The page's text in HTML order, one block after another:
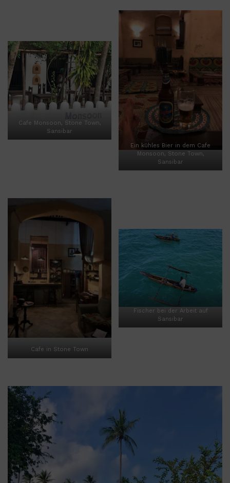
Cafe Monsoon, Stone Town,
Sansibar
Ein kühles Bier in dem Cafe
Monsoon, Stone Town,
Sansibar
Cafe in Stone Town
Fischer bei der Arbeit auf
Sansibar